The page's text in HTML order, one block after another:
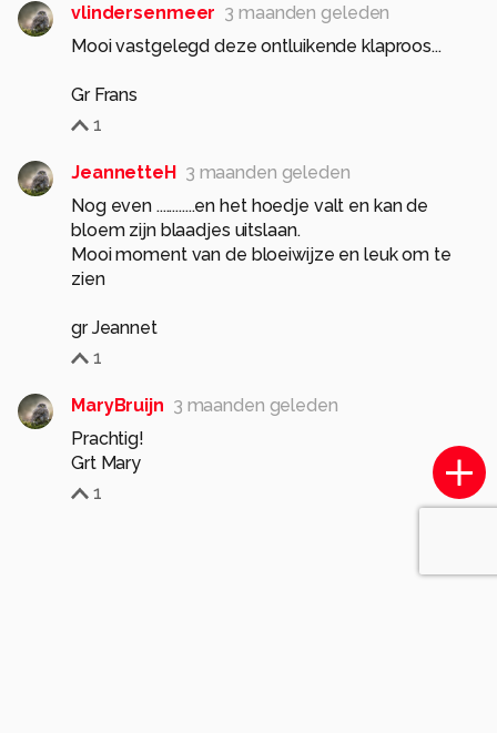
vlindersenmeer 3 maanden geleden
Mooi vastgelegd deze ontluikende klaproos...
Gr Frans
1
JeannetteH 3 maanden geleden
Nog even ............en het hoedje valt en kan de
bloem zijn blaadjes uitslaan.
Mooi moment van de bloeiwijze en leuk om te
zien
gr Jeannet
1
MaryBruijn 3 maanden geleden
Prachtig!
Grt Mary
1